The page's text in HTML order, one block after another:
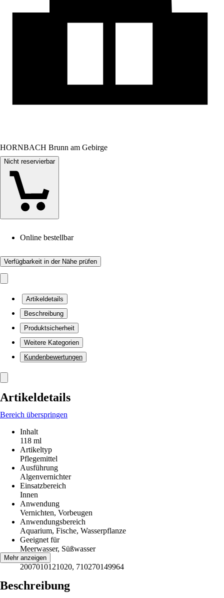
HORNBACH Brunn am Gebirge
Nicht reservierbar
Online bestellbar
Verfügbarkeit in der Nähe prüfen
Artikeldetails
Beschreibung
Produktsicherheit
Weitere Kategorien
Kundenbewertungen
Artikeldetails
Bereich überspringen
Inhalt
118 ml
Artikeltyp
Pflegemittel
Ausführung
Algenvernichter
Einsatzbereich
Innen
Anwendung
Vernichten, Vorbeugen
Anwendungsbereich
Aquarium, Fische, Wasserpflanze
Geeignet für
Meerwasser, Süßwasser
EAN
2007010121020, 710270149964
Mehr anzeigen
Beschreibung